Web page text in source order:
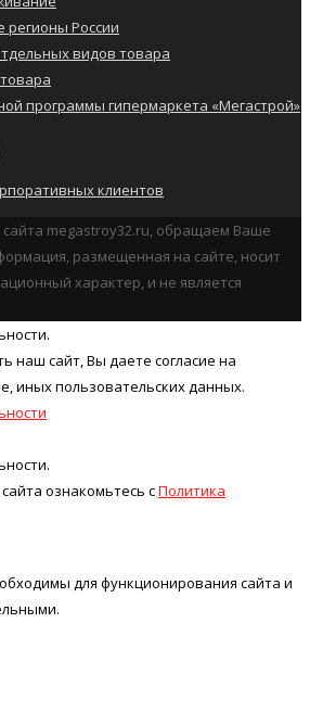
регионы России
видов товара
программы гипермаркета «Мегастрой»
клиентов
megastroy32.ru, обращаем Ваше
размещенная на сайте, носит
характер, и не является
наш cайт, Вы даете согласие на
иных пользовательских данных.
ознакомьтесь сПолитика
для функционирования сайта и